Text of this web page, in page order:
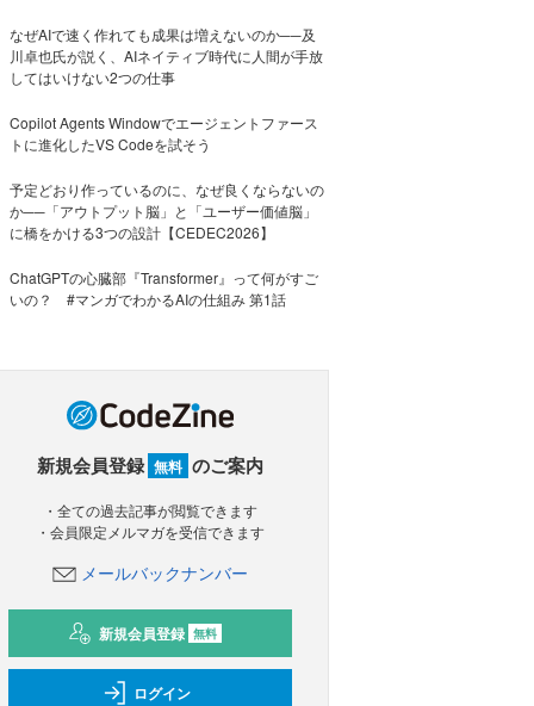
なぜAIで速く作れても成果は増えないのか──及
川卓也氏が説く、AIネイティブ時代に人間が手放
してはいけない2つの仕事
Copilot Agents Windowでエージェントファース
トに進化したVS Codeを試そう
予定どおり作っているのに、なぜ良くならないの
か──「アウトプット脳」と「ユーザー価値脳」
に橋をかける3つの設計【CEDEC2026】
ChatGPTの心臓部『Transformer』って何がすご
いの？ #マンガでわかるAIの仕組み 第1話
新規会員登録 無料 のご案内
・全ての過去記事が閲覧できます
・会員限定メルマガを受信できます
メールバックナンバー
新規会員登録 無料
ログイン